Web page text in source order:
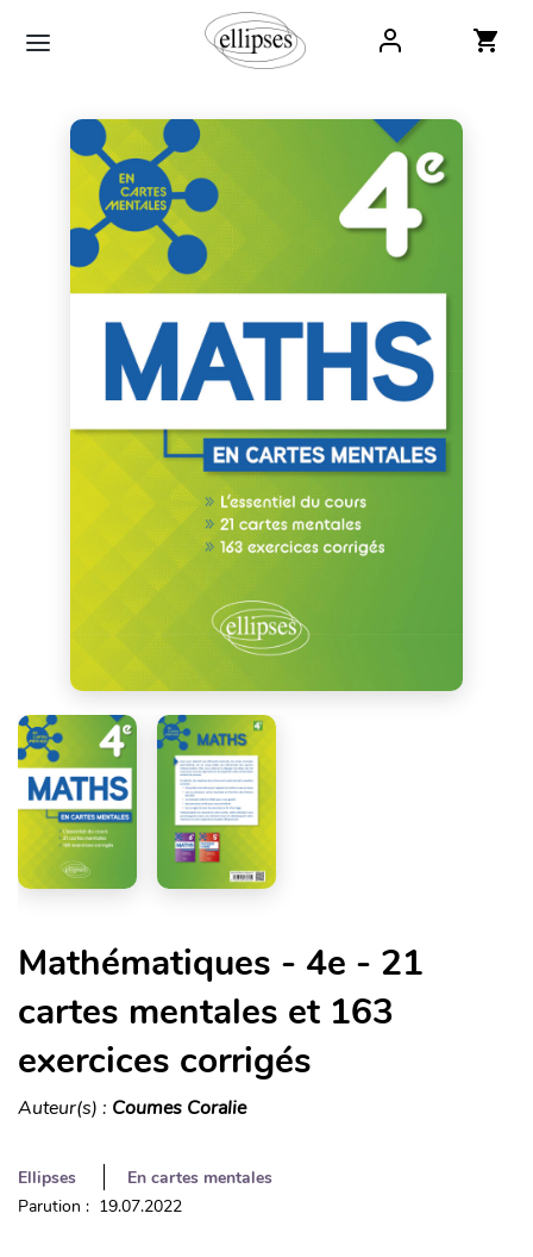
Mathématiques - 4e - 21
cartes mentales et 163
exercices corrigés
Auteur(s) : Coumes Coralie
Ellipses
En cartes mentales
Parution : 19.07.2022